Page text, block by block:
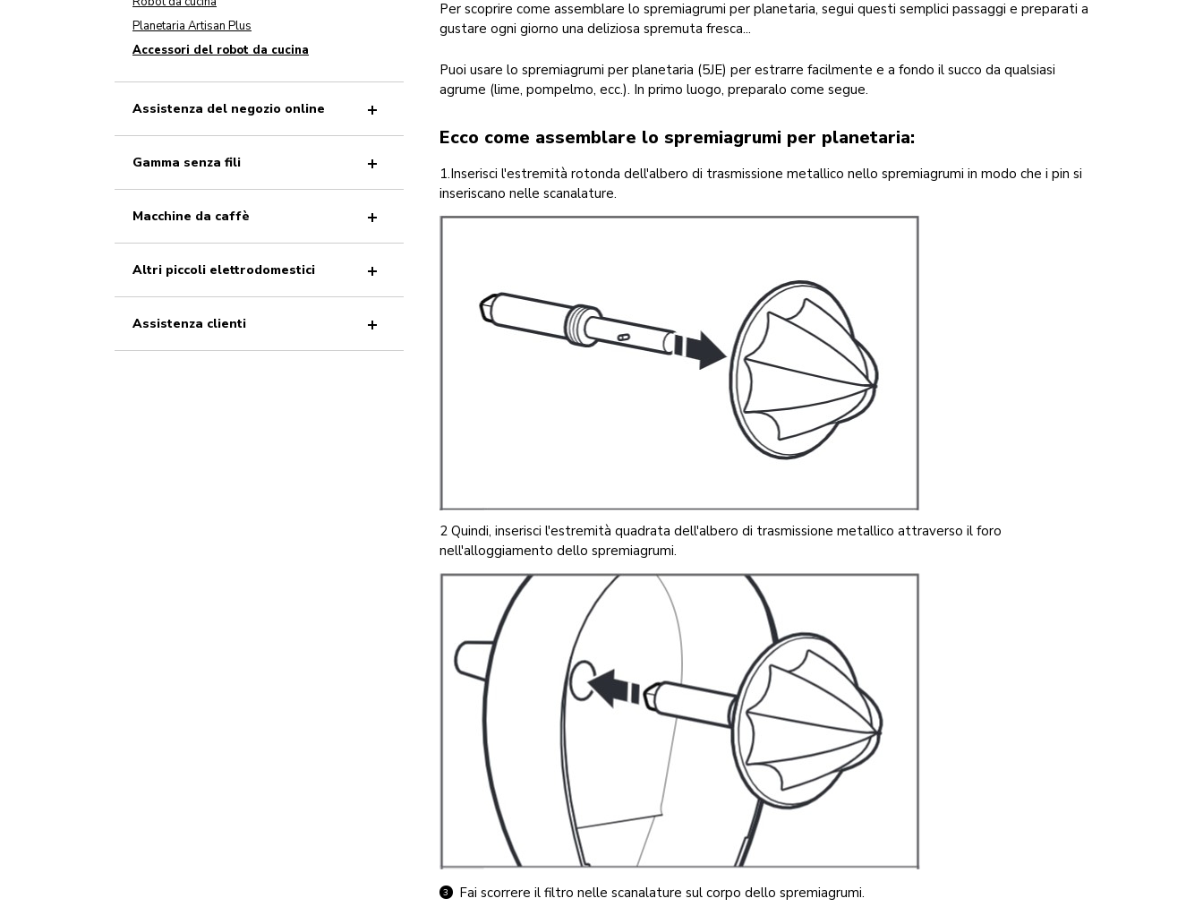
Per scoprire come assemblare lo spremiagrumi per planetaria, segui questi semplici passaggi e preparati a
gustare ogni giorno una deliziosa spremuta fresca...
Puoi usare lo spremiagrumi per planetaria (5JE) per estrarre facilmente e a fondo il succo da qualsiasi
agrume (lime, pompelmo, ecc.). In primo luogo, preparalo come segue.
Ecco come assemblare lo spremiagrumi per planetaria:
1.Inserisci l'estremità rotonda dell'albero di trasmissione metallico nello spremiagrumi in modo che i pin si
inseriscano nelle scanalature.
2 Quindi, inserisci l'estremità quadrata dell'albero di trasmissione metallico attraverso il foro
nell'alloggiamento dello spremiagrumi.
Fai scorrere il filtro nelle scanalature sul corpo dello spremiagrumi.
Planetaria Artisan Plus
Accessori del robot da cucina
Assistenza del negozio online
Gamma senza fili
Macchine da caffè
Altri piccoli elettrodomestici
Assistenza clienti